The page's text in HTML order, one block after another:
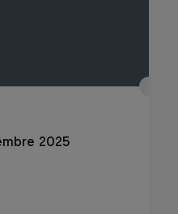
2025